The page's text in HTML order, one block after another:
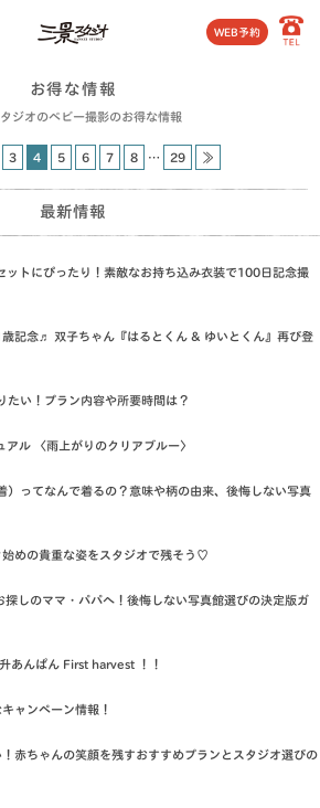
WEB予約
お得な情報
ジオのベビー撮影のお得な情報
3 4 5 6 7 8 … 29 ≫
最新情報
ットにぴったり！素敵なお持ち込み衣装で100日記念撮
記念♬ 双子ちゃん『はるとくん & ゆいとくん』再び登
たい！プラン内容や所要時間は？
ル 〈雨上がりのクリアブルー〉
）ってなんで着るの？意味や柄の由来、後悔しない写真
めの貴重な姿をスタジオで残そう♡
しのママ・パパへ！後悔しない写真館選びの決定版ガ
あんぱん First harvest ！！
ャンペーン情報！
！赤ちゃんの笑顔を残すおすすめプランとスタジオ選びの